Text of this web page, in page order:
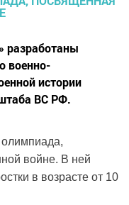
разработаны
военно-
истории
ВС РФ.
войне. В ней
в возрасте от 10